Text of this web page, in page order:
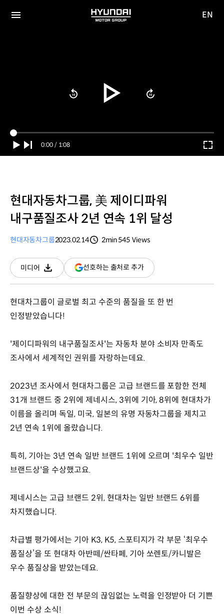
HYUNDAI
EN
Current
Time
0:00 / Duration
1:08
현대자동차그룹, 美 제이디파워
내구품질조사 2년 연속 1위 달성
현대자동차그룹2023.02.14
2min545 Views
미디어
다운로드
선호하는 출처로 추가(새
창
현대차그룹이 글로벌 최고 수준의 품질을 또 한 번
인정받았습니다!
'제이디파워의 내구품질조사'는 자동차 분야 소비자 만족도
조사에서 세계적인 권위를 자랑하는데요.
2023년 조사에서 현대차그룹은 고급 브랜드를 포함한 전체
31개 브랜드 중 2위에 제네시스, 3위에 기아, 8위에 현대차가
이름을 올리며 독일, 미국, 일본의 유명 자동차그룹을 제치고
2년 연속 1위에 올랐습니다.
특히, 기아는 3년 연속 일반 브랜드 1위에 오르며 '최우수 일반
브랜드상'을 수상했고요.
제네시스는 고급 브랜드 2위, 현대차는 일반 브랜드 6위를
차지했습니다.
차급별 평가에서는 기아 K3, K5, 스포티지가 각 부문 ‘최우수
품질상’을 또 현대차 아반떼/싼타페, 기아 쏘렌토/카니발은
우수 품질상을 받았는데요.
품질향상에 대한 전 부문의 끊임없는 노력을 인정받아 더 기쁜
이번 수상 소식!